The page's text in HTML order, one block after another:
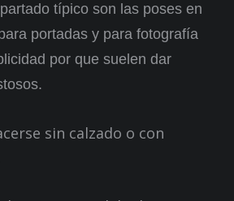
típico son las poses en
portadas y para fotografía
por que suelen dar
sin calzado o con